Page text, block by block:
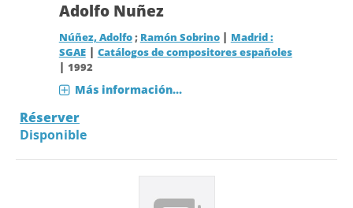
Adolfo Nuñez
Núñez, Adolfo; Ramón Sobrino | Madrid :
SGAE| Catálogos de compositores españoles
| 1992
Más información...
Réserver
Disponible